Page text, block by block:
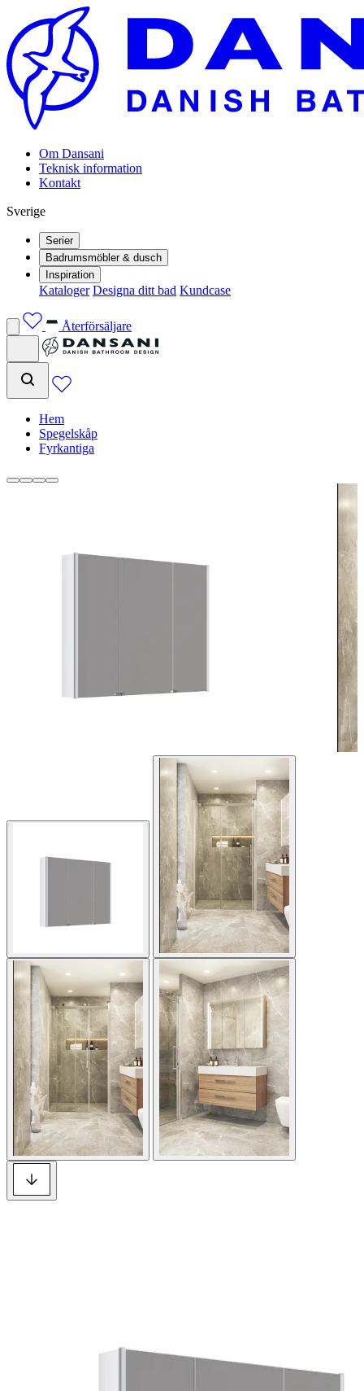
Om Dansani
Teknisk information
Kontakt
Sverige
Serier
Badrumsmöbler & dusch
Inspiration
Kataloger Designa ditt bad Kundcase
Återförsäljare
Hem
Spegelskåp
Fyrkantiga